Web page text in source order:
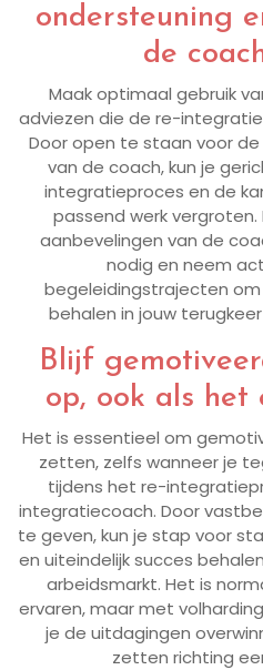
ondersteuning
de
Maak optimaal gebruik
adviezen die de re-
Door open te staan voor
van de coach, kun je
integratieproces en de
passend werk
aanbevelingen van de
nodig en neem
begeleidingstrajecten
behalen in jouw
Blijf
op, ook als het
Het is essentieel om
zetten, zelfs wanneer je
tijdens het re-
integratiecoach. Door
te geven, kun je stap voor
en uiteindelijk succes
arbeidsmarkt. Het is
ervaren, maar met
je de uitdagingen
zetten richting